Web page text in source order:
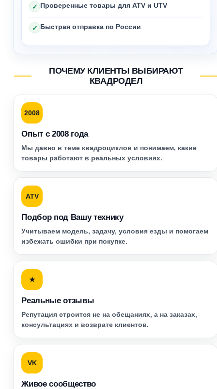
✓ Проверенные товары для ATV и UTV
✓ Быстрая отправка по России
ПОЧЕМУ КЛИЕНТЫ ВЫБИРАЮТ
КВАДРОДЕЛ
2008
Опыт с 2008 года
Мы давно в теме квадроциклов и понимаем, какие
товары работают в реальных условиях.
ATV
Подбор под Вашу технику
Учитываем модель, задачу, условия езды и помогаем
избежать ошибки при покупке.
★
Реальные отзывы
Репутация строится не на обещаниях, а на заказах,
консультациях и возврате клиентов.
VK
Живое сообщество